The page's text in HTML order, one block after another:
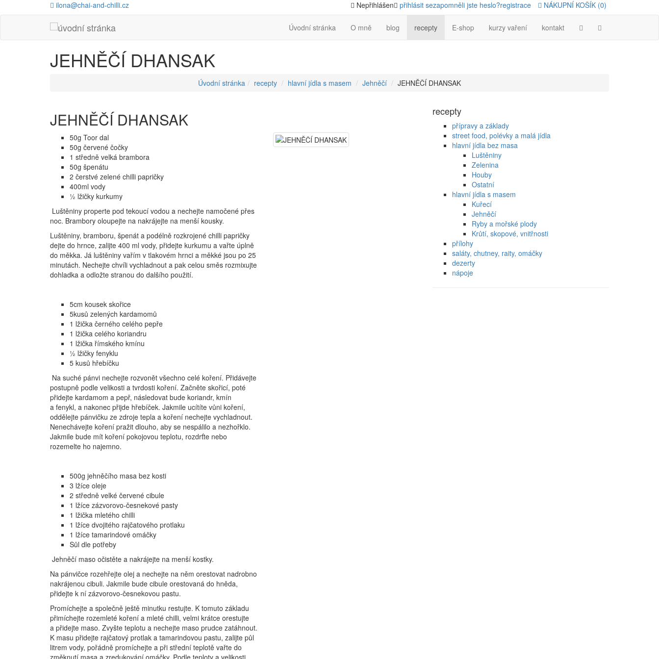
ilona@chai-and-chilli.cz Nepřihlášen přihlásit sezapomněli jste heslo?registrace NÁKUPNÍ KOŠÍK (0)
Úvodní stránka O mně blog recepty E-shop kurzy vaření kontakt
JEHNĚČÍ DHANSAK
Úvodní stránka recepty hlavní jídla s masem Jehněčí JEHNĚČÍ DHANSAK
JEHNĚČÍ DHANSAK
50g Toor dal
50g červené čočky
1 středně velká brambora
50g špenátu
2 čerstvé zelené chilli papričky
400ml vody
½ lžičky kurkumy
Luštěniny properte pod tekoucí vodou a nechejte namočené přes
noc. Brambory oloupejte na nakrájejte na menší kousky.
Luštěniny, bramboru, špenát a podélně rozkrojené chilli papričky
dejte do hrnce, zalijte 400 ml vody, přidejte kurkumu a vařte úplně
do měkka. Já luštěniny vařím v tlakovém hrnci a měkké jsou po 25
minutách. Nechejte chvíli vychladnout a pak celou směs rozmixujte
dohladka a odložte stranou do dalšího použití.
5cm kousek skořice
5kusů zelených kardamomů
1 lžička černého celého pepře
1 lžička celého koriandru
1 lžička římského kmínu
½ lžičky fenyklu
5 kusů hřebíčku
Na suché pánvi nechejte rozvonět všechno celé koření. Přidávejte
postupně podle velikosti a tvrdosti koření. Začněte skořicí, poté
přidejte kardamom a pepř, následovat bude koriandr, kmín
a fenykl, a nakonec přijde hřebíček. Jakmile ucítíte vůni koření,
oddělejte pánvičku ze zdroje tepla a koření nechejte vychladnout.
Nenechávejte koření pražit dlouho, aby se nespálilo a nezhořklo.
Jakmile bude mít koření pokojovou teplotu, rozdrťte nebo
rozemelte ho najemno.
500g jehněčího masa bez kosti
3 lžíce oleje
2 středně velké červené cibule
1 lžíce zázvorovo-česnekové pasty
1 lžička mletého chilli
1 lžíce dvojitého rajčatového protlaku
1 lžíce tamarindové omáčky
Sůl dle potřeby
Jehněčí maso očistěte a nakrájejte na menší kostky.
Na pánvičce rozehřejte olej a nechejte na něm orestovat nadrobno
nakrájenou cibuli. Jakmile bude cibule orestovaná do hněda,
přidejte k ní zázvorovo-česnekovou pastu.
Promíchejte a společně ještě minutku restujte. K tomuto základu
přimíchejte rozemleté koření a mleté chilli, velmi krátce orestujte
a přidejte maso. Zvyšte teplotu a nechejte maso prudce zatáhnout.
K masu přidejte rajčatový protlak a tamarindovou pastu, zalijte půl
litrem vody, pořádně promíchejte a při střední teplotě vařte do
změknutí masa a zredukování omáčky. Podle teploty a velikosti
recepty
přípravy a základy
street food, polévky a malá jídla
hlavní jídla bez masa
Luštěniny
Zelenina
Houby
Ostatní
hlavní jídla s masem
Kuřecí
Jehněčí
Ryby a mořské plody
Krůtí, skopové, vnitřnosti
přílohy
saláty, chutney, raity, omáčky
dezerty
nápoje